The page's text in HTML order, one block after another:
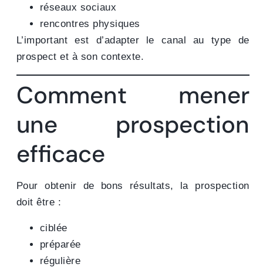
réseaux sociaux
rencontres physiques
L’important est d’adapter le canal au type de
prospect et à son contexte.
Comment mener
une prospection
efficace
Pour obtenir de bons résultats, la prospection
doit être :
ciblée
préparée
régulière